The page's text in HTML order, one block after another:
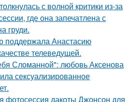
с волной критики из-за
где она запечатлена с
груди.
поддержала Анастасию
телеведущей.
Сломанной": любовь Аксенова
сексуализированное
фотосессия дакоты Джонсон для